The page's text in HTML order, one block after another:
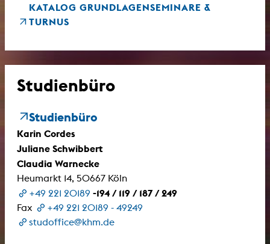
KATALOG GRUNDLAGENSEMINARE &
TURNUS
Studienbüro
Studienbüro
Karin Cordes
Juliane Schwibbert
Claudia Warnecke
Heumarkt 14, 50667 Köln
+49 221 20189 -194 / 119 / 187 / 249
Fax
+49 221 20189 - 49249
studoffice@khm.de